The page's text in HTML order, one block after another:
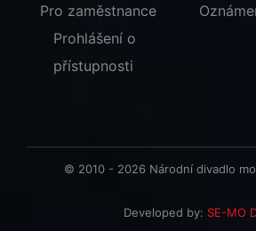
Pro zaměstnance
Prohlášení o
přístupnosti
© 2010 - 2026 Národní divadlo
Developed by: SE-MO